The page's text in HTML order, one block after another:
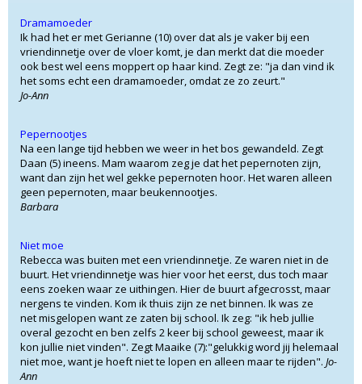
Dramamoeder
Ik had het er met Gerianne (10) over dat als je vaker bij een
vriendinnetje over de vloer komt, je dan merkt dat die moeder
ook best wel eens moppert op haar kind. Zegt ze: "ja dan vind ik
het soms echt een dramamoeder, omdat ze zo zeurt."
Jo-Ann
Pepernootjes
Na een lange tijd hebben we weer in het bos gewandeld. Zegt
Daan (5) ineens. Mam waarom zeg je dat het pepernoten zijn,
want dan zijn het wel gekke pepernoten hoor. Het waren alleen
geen pepernoten, maar beukennootjes.
Barbara
Niet moe
Rebecca was buiten met een vriendinnetje. Ze waren niet in de
buurt. Het vriendinnetje was hier voor het eerst, dus toch maar
eens zoeken waar ze uithingen. Hier de buurt afgecrosst, maar
nergens te vinden. Kom ik thuis zijn ze net binnen. Ik was ze
net misgelopen want ze zaten bij school. Ik zeg: "ik heb jullie
overal gezocht en ben zelfs 2 keer bij school geweest, maar ik
kon jullie niet vinden". Zegt Maaike (7):"gelukkig word jij helemaal
niet moe, want je hoeft niet te lopen en alleen maar te rijden". Jo-
Ann